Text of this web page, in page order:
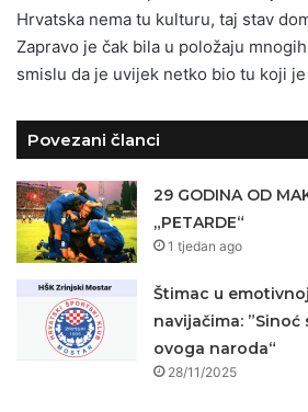
Hrvatska nema tu kulturu, taj stav
Zapravo je čak bila u položaju
smislu da je uvijek netko bio tu koji
Povezani članci
29 GODINA OD
„PETARDE“
1 tjedan ago
Štimac u
navijačima:
ovoga naroda“
28/11/2025